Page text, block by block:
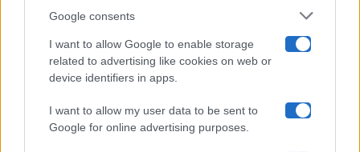
Google consents
I want to allow Google to enable storage
related to advertising like cookies on web or
device identifiers in apps.
I want to allow my user data to be sent to
Google for online advertising purposes.
Uomini E Donne
Maste S.r.l.